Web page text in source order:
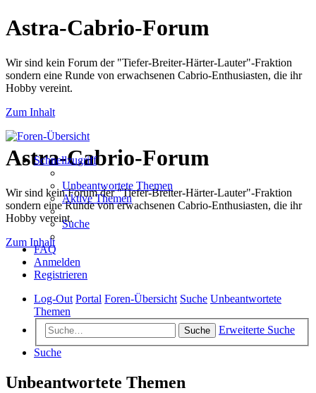
Astra-Cabrio-Forum
Wir sind kein Forum der "Tiefer-Breiter-Härter-Lauter"-Fraktion
sondern eine Runde von erwachsenen Cabrio-Enthusiasten, die ihr
Hobby vereint.
Zum Inhalt
Astra-Cabrio-Forum
Wir sind kein Forum der "Tiefer-Breiter-Härter-Lauter"-Fraktion
sondern eine Runde von erwachsenen Cabrio-Enthusiasten, die ihr
Hobby vereint.
Zum Inhalt
Schnellzugriff
Unbeantwortete Themen
Aktive Themen
Suche
FAQ
Anmelden
Registrieren
Log-Out Portal Foren-Übersicht Suche Unbeantwortete
Themen
Suche
Erweiterte Suche
Suche
Unbeantwortete Themen